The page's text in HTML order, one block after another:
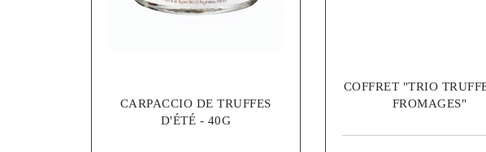
CARPACCIO DE TRUFFES
D'ÉTÉ - 40G
COFFRET "TRIO
FROMAGES"